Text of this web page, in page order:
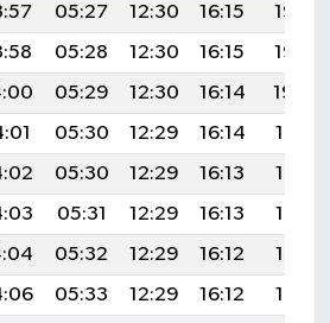
05:27 12:30 16:15
19:23
05:28 12:30 16:15
19:22
05:29 12:30 16:14
19:20
05:30 12:29 16:14
19:19
05:30 12:29 16:13
19:18
05:31 12:29 16:13
19:17
05:32 12:29 16:12
19:16
05:33 12:29 16:12
19:14